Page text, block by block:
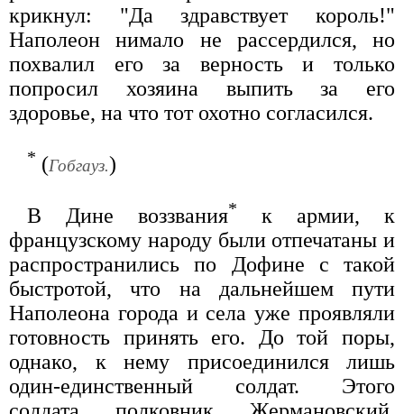
крикнул: "Да здравствует король!"
Наполеон нимало не рассердился, но
похвалил его за верность и только
попросил хозяина выпить за его
здоровье, на что тот охотно согласился.
* (Гобгауз.)
В Дине воззвания*
к армии, к
французскому народу были отпечатаны и
распространились по Дофине с такой
быстротой, что на дальнейшем пути
Наполеона города и села уже проявляли
готовность принять его. До той поры,
однако, к нему присоединился лишь
один-единственный солдат. Этого